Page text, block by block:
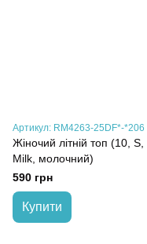
Артикул: RM4263-25DF*-*206
Жіночий літній топ (10, S,
Milk, молочний)
590 грн
Купити